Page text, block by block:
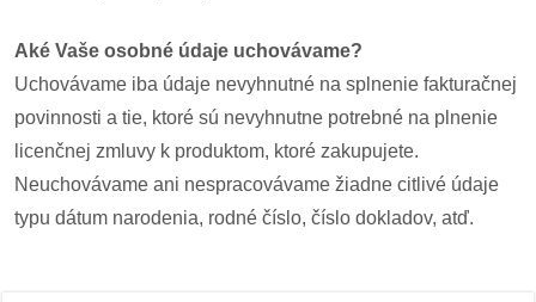
z
médií
vychádzky
Aké Vaše osobné údaje uchovávame?
Uchovávame iba údaje nevyhnutné na splnenie fakturačnej
povinnosti a tie, ktoré sú nevyhnutne potrebné na plnenie
licenčnej zmluvy k produktom, ktoré zakupujete.
Neuchovávame ani nespracovávame žiadne citlivé údaje
typu dátum narodenia, rodné číslo, číslo dokladov, atď.